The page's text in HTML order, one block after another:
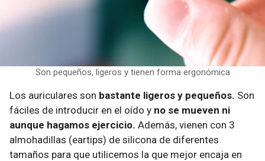
Son pequeños, ligeros y tienen forma ergonómica
Los auriculares son bastante ligeros y pequeños. Son
fáciles de introducir en el oído y no se mueven ni
aunque hagamos ejercicio. Además, vienen con 3
almohadillas (eartips) de silicona de diferentes
tamaños para que utilicemos la que mejor encaja en